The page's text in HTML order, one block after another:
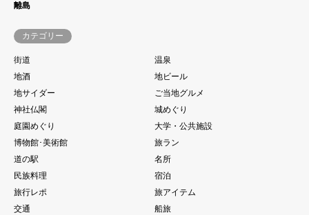
離島
カテゴリー
街道
温泉
地酒
地ビール
地サイダー
ご当地グルメ
神社仏閣
城めぐり
庭園めぐり
大学・公共施設
博物館･美術館
旅ラン
道の駅
名所
民族料理
宿泊
旅行レポ
旅アイテム
交通
船旅